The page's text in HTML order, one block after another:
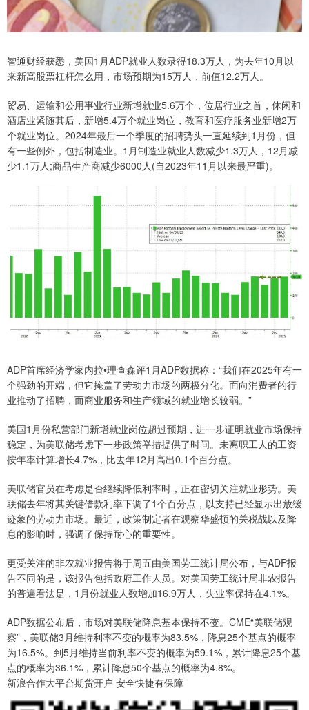
智通财经获悉，美国1月ADP就业人数录得18.3万人，为去年10月以
来新高股票杠杆怎么用，市场预期为15万人，前值12.2万人。
贸易、运输和公用事业行业新增就业5.6万个，位居行业之首，休闲和
酒店业紧随其后，新增5.4万个就业岗位，教育和医疗服务业新增2万
个就业岗位。2024年最后一个季度的招聘势头一直延续到1月份，但
有一些例外，包括制造业。1月制造业就业人数减少1.3万人，12月减
少1.1万人;商品生产商减少6000人(自2023年11月以来最严重)。
ADP首席经济学家内拉•理查森评1月ADP数据称：“我们在2025年有一
个强劲的开端，但它掩盖了劳动力市场的两极分化。面向消费者的行
业推动了招聘，而商业服务和生产领域的就业增长较弱。”
美国1月份私营部门新增就业岗位超过预期，进一步证明就业市场保持
稳定，为美联储考虑下一步政策举措提供了时间。未离职工人的工资
按年率计算增长4.7%，比去年12月高出0.1个百分点。
美联储官员在考虑是否继续降低利率时，正在密切关注就业形势。美
联储去年将其关键借款利率下调了1个百分点，以支持已经显示出放缓
迹象的劳动力市场。最近，政策制定者在观察华盛顿的关税战以及降
息的影响时，强调了保持耐心的重要性。
更受关注的非农就业报告将于周五由美国劳工统计局公布，与ADP报
告不同的是，该报告包括政府工作人员。对美国劳工统计局非农报告
的普遍看法是，1月份就业人数增加16.9万人，失业率保持在4.1%。
ADP数据公布后，市场对美联储降息基本保持不变。CME“美联储观
察”，美联储3月维持利率不变的概率为83.5%，降息25个基点的概率
为16.5%。到5月维持当前利率不变的概率为59.1%，累计降息25个基
点的概率为36.1%，累计降息50个基点的概率为4.8%。
新浪合作大平台期货开户 安全快捷有保障